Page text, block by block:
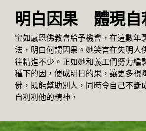
明白因果 體現自
宝如感恩佛教會給予機會，在這數年
法，明白何謂因果。她笑言在失明人
往精進不少。正如她和義工們努力編
種下的因，便成明日的果，讓更多視
佛，既能幫助別人，同時令自己不斷
自利利他的精神。